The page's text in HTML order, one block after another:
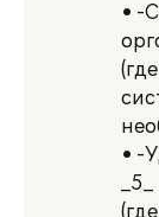
• -
• -
_5_